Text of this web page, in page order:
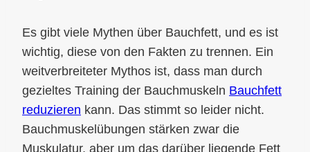
Es gibt viele Mythen über Bauchfett, und es ist
wichtig, diese von den Fakten zu trennen. Ein
weitverbreiteter Mythos ist, dass man durch
gezieltes Training der Bauchmuskeln Bauchfett
reduzieren kann. Das stimmt so leider nicht.
Bauchmuskelübungen stärken zwar die
Muskulatur, aber um das darüber liegende Fett